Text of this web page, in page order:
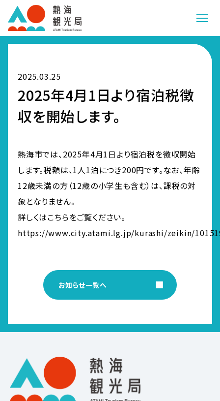
2025.03.25
2025年4月1日より宿泊税徴
収を開始します。
熱海市では、2025年4月1日より宿泊税を徴収開始
します。税額は、1人1泊につき200円です。なお、年齢
12歳未満の方（12歳の小学生も含む）は、課税の対
象となりません。
詳しくはこちらをご覧ください。
https://www.city.atami.lg.jp/kurashi/zeikin/
お知らせ一覧へ